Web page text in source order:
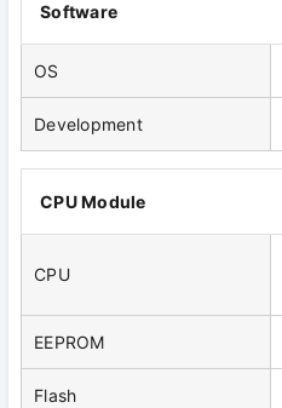
Software
OS
Development
CPU Module
CPU
EEPROM
Flash